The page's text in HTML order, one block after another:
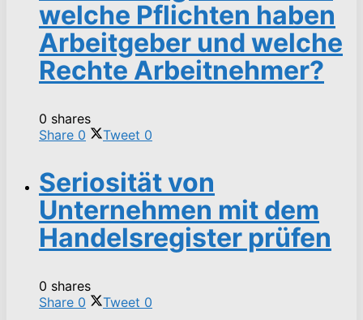
welche Pflichten haben
Arbeitgeber und welche
Rechte Arbeitnehmer?
0 shares
Share 0 Tweet 0
Seriosität von
Unternehmen mit dem
Handelsregister prüfen
0 shares
Share 0 Tweet 0